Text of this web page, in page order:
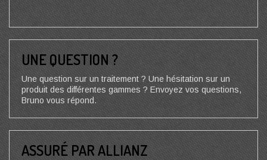
UNE QUESTION ?
Une question sur un traitement ? Une hésitation sur un
produit des différentes gammes ? Envoyez vos questions,
Bruno vous répond.
ASSURÉ PAR ALLIANZ